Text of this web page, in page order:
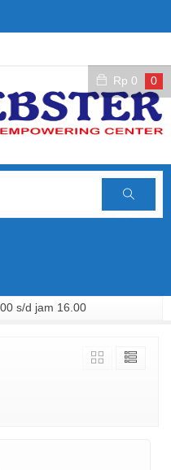
Rp 0 0
Cari
s/d jam 16.00